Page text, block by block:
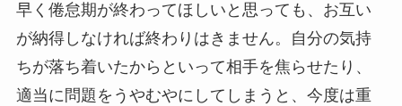
早く倦怠期が終わってほしいと思っても、お互い
が納得しなければ終わりはきません。自分の気持
ちが落ち着いたからといって相手を焦らせたり、
適当に問題をうやむやにしてしまうと、今度は重